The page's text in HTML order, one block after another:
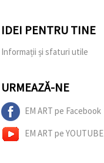
IDEI PENTRU TINE
Informații și sfaturi utile
URMEAZĂ-NE
EM ART pe Facebook
EM ART pe YOUTUBE